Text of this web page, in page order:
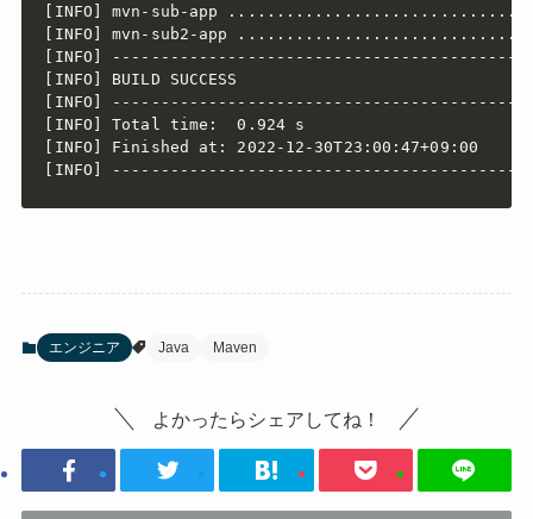
[INFO] mvn-sub-app
[INFO] mvn-sub2-app
[INFO]
[INFO] BUILD SUCCESS
[INFO]
[INFO] Total time:  0.924 s
[INFO] Finished at: 2022-12-30T23:00:47+09:00
[INFO]
エンジニア Java Maven
よかったらシェアしてね！